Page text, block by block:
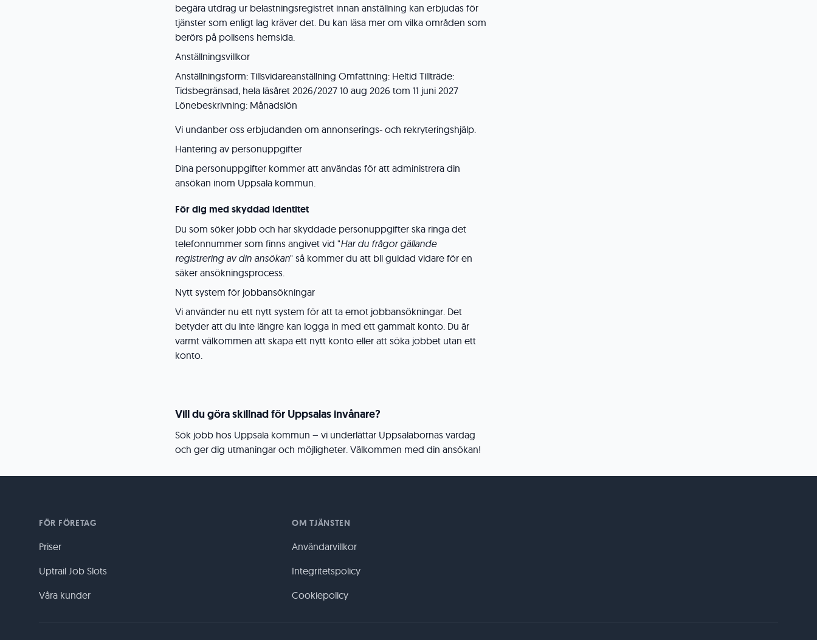
begära utdrag ur belastningsregistret innan anställning kan erbjudas för
tjänster som enligt lag kräver det. Du kan läsa mer om vilka områden som
berörs på polisens hemsida.
Anställningsvillkor
Anställningsform: Tillsvidareanställning Omfattning: Heltid Tillträde:
Tidsbegränsad, hela läsåret 2026/2027 10 aug 2026 tom 11 juni 2027
Lönebeskrivning: Månadslön
Vi undanber oss erbjudanden om annonserings- och rekryteringshjälp.
Hantering av personuppgifter
Dina personuppgifter kommer att användas för att administrera din
ansökan inom Uppsala kommun.
För dig med skyddad identitet
Du som söker jobb och har skyddade personuppgifter ska ringa det
telefonnummer som finns angivet vid "Har du frågor gällande
registrering av din ansökan" så kommer du att bli guidad vidare för en
säker ansökningsprocess.
Nytt system för jobbansökningar
Vi använder nu ett nytt system för att ta emot jobbansökningar. Det
betyder att du inte längre kan logga in med ett gammalt konto. Du är
varmt välkommen att skapa ett nytt konto eller att söka jobbet utan ett
konto.
Vill du göra skillnad för Uppsalas invånare?
Sök jobb hos Uppsala kommun – vi underlättar Uppsalabornas vardag
och ger dig utmaningar och möjligheter. Välkommen med din ansökan!
FÖR FÖRETAG
Priser
Uptrail Job Slots
Våra kunder
OM TJÄNSTEN
Användarvillkor
Integritetspolicy
Cookiepolicy